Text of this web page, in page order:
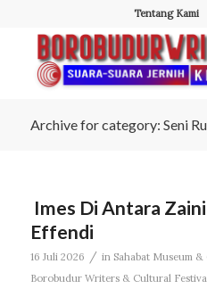
Tentang Kami
Archive for category: Seni
Imes Di Antara
Effendi
16 Juli 2026 / in Sahabat Museum &
Borobudur Writers & Cultural